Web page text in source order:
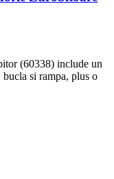
(60338) include un
bucla si rampa, plus o